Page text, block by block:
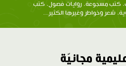
كتب مسجوعة، روايات فصول، كتب
شعر وخواطر وغيرها الكثير...
مجانيّة